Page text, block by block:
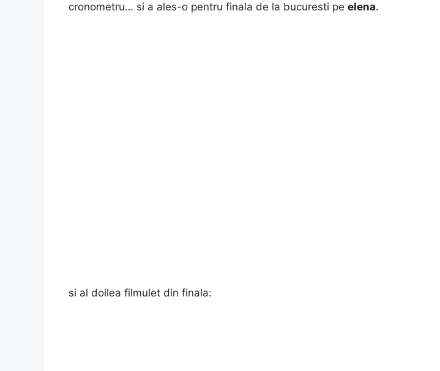
cronometru… si a ales-o pentru finala de la bucuresti pe elena.
si al doilea filmulet din finala: